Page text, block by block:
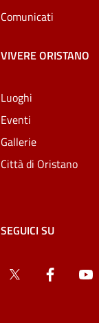
Comunicati
VIVERE ORISTANO
Luoghi
Eventi
Gallerie
Città di Oristano
SEGUICI SU
Twitter Facebook